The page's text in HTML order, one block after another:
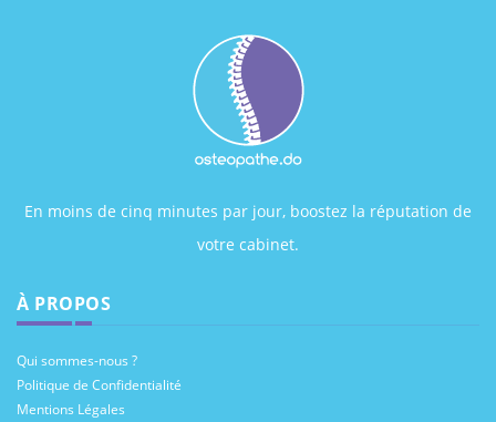
En moins de cinq minutes par jour, boostez la réputation de
votre cabinet.
À PROPOS
Qui sommes-nous ?
Politique de Confidentialité
Mentions Légales